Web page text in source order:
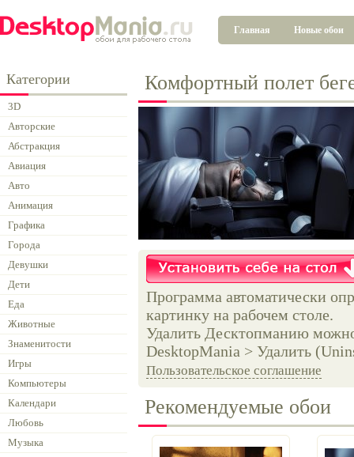
Главная Новые обои
Категории
3D
Авторские
Абстракция
Авиация
Авто
Анимация
Графика
Города
Девушки
Дети
Еда
Животные
Знаменитости
Игры
Компьютеры
Календари
Любовь
Музыка
Комфортный полет
Программа автоматически
картинку на рабочем столе.
Удалить Десктопманию
DesktopMania > Удалить
Пользовательское соглашение
Рекомендуемые обои